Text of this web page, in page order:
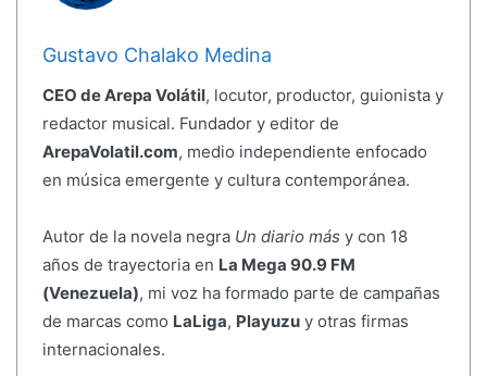
Gustavo Chalako Medina
CEO de Arepa Volátil, locutor, productor, guionista y
redactor musical. Fundador y editor de
ArepaVolatil.com, medio independiente enfocado
en música emergente y cultura contemporánea.
Autor de la novela negra Un diario más y con 18
años de trayectoria en La Mega 90.9 FM
(Venezuela), mi voz ha formado parte de campañas
de marcas como LaLiga, Playuzuy otras firmas
internacionales.